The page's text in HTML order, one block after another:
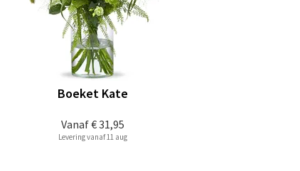
Vanaf€ 31,95
Boeket Kate
Levering vanaf 11 aug